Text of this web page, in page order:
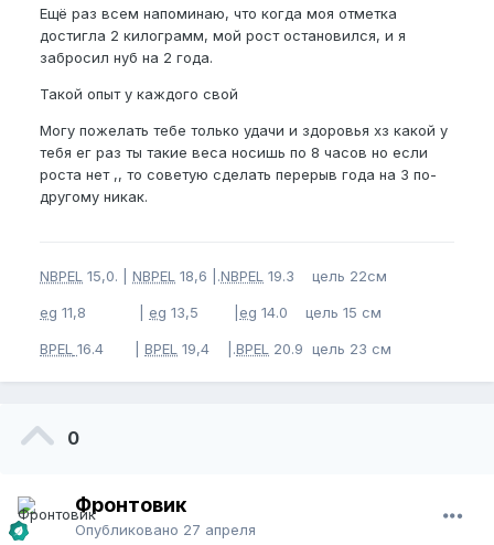
Ещё раз всем напоминаю, что когда моя отметка
достигла 2 килограмм, мой рост остановился, и я
забросил нуб на 2 года.
Такой опыт у каждого свой
Могу пожелать тебе только удачи и здоровья хз какой у
тебя ег раз ты такие веса носишь по 8 часов но если
роста нет ,, то советую сделать перерыв года на 3 по-
другому никак.
NBPEL 15,0. | NBPEL 18,6 |.NBPEL 19.3 цель 22см
eg 11,8 | eg 13,5 | eg 14.0 цель 15 см
BPEL 16.4 | BPEL 19,4 |.BPEL 20.9 цель 23 см
0
Фронтовик
Опубликовано 27 апреля